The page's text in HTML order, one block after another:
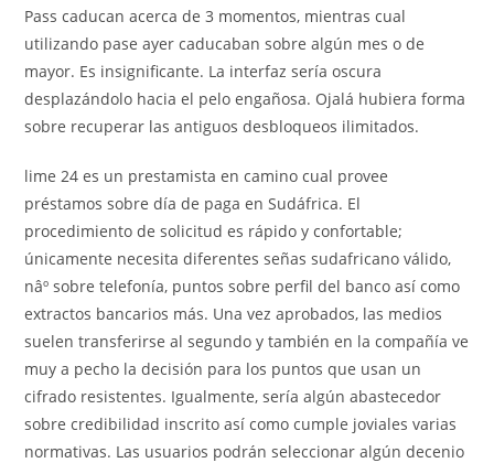
Pass caducan acerca de 3 momentos, mientras cual
utilizando pase ayer caducaban sobre algún mes o de
mayor. Es insignificante. La interfaz serí­a oscura
desplazándolo hacia el pelo engañosa. Ojalá hubiera forma
sobre recuperar las antiguos desbloqueos ilimitados.
lime 24 es un prestamista en camino cual provee
préstamos sobre día de paga en Sudáfrica. El
procedimiento de solicitud es rápido y confortable;
únicamente necesita diferentes señas sudafricano válido,
nâº sobre telefonía, puntos sobre perfil del banco así­ como
extractos bancarios más. Una vez aprobados, las medios
suelen transferirse al segundo y también en la compañía ve
muy a pecho la decisión para los puntos que usan un
cifrado resistentes. Igualmente, serí­a algún abastecedor
sobre credibilidad inscrito así­ como cumple joviales varias
normativas. Las usuarios podrán seleccionar algún decenio